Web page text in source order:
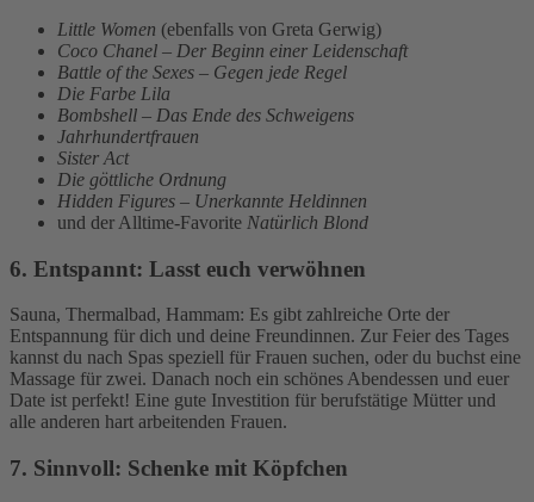
Little Women (ebenfalls von Greta Gerwig)
Coco Chanel – Der Beginn einer Leidenschaft
Battle of the Sexes – Gegen jede Regel
Die Farbe Lila
Bombshell – Das Ende des Schweigens
Jahrhundertfrauen
Sister Act
Die göttliche Ordnung
Hidden Figures – Unerkannte Heldinnen
und der Alltime-Favorite Natürlich Blond
6. Entspannt: Lasst euch verwöhnen
Sauna, Thermalbad, Hammam: Es gibt zahlreiche Orte der
Entspannung für dich und deine Freundinnen. Zur Feier des Tages
kannst du nach Spas speziell für Frauen suchen, oder du buchst eine
Massage für zwei. Danach noch ein schönes Abendessen und euer
Date ist perfekt! Eine gute Investition für berufstätige Mütter und
alle anderen hart arbeitenden Frauen.
7. Sinnvoll: Schenke mit Köpfchen